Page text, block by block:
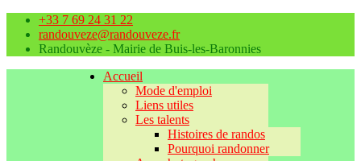
+33 7 69 24 31 22
randouveze@randouveze.fr
Randouvèze - Mairie de Buis-les-Baronnies
Accueil
Mode d'emploi
Liens utiles
Les talents
Histoires de randos
Pourquoi randonner